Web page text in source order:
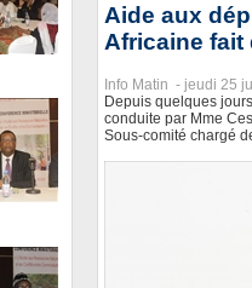
Aide aux
Africaine fait
Info Matin - jeudi 25
Depuis quelques
conduite par Mme
Sous-comité chargé